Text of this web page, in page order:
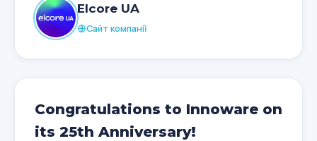
Elcore UA
Сайт компанії
Congratulations to Innoware on
its 25th Anniversary!